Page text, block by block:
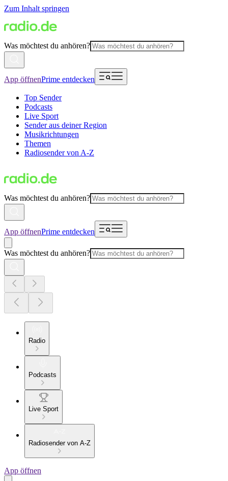
Zum Inhalt springen
Was möchtest du anhören?
App öffnenPrime entdecken
Top Sender
Podcasts
Live Sport
Sender aus deiner Region
Musikrichtungen
Themen
Radiosender von A-Z
Was möchtest du anhören?
App öffnenPrime entdecken
Was möchtest du anhören?
Radio
Podcasts
Live Sport
Radiosender von A-Z
App öffnen